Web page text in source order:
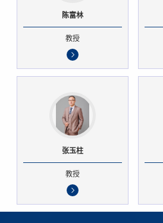
陈富林
教授
张玉柱
教授